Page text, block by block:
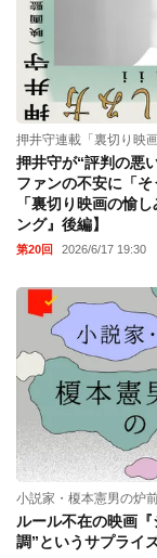
押井守連載「裏切り映
押井守が“評判の悪
ファンの不安に「
「裏切り映画の愉
ング』後編】
第20回 2026/6/17 19:30
小説家・榎本憲男の炉
ルール不在の映画
調”というサプライ